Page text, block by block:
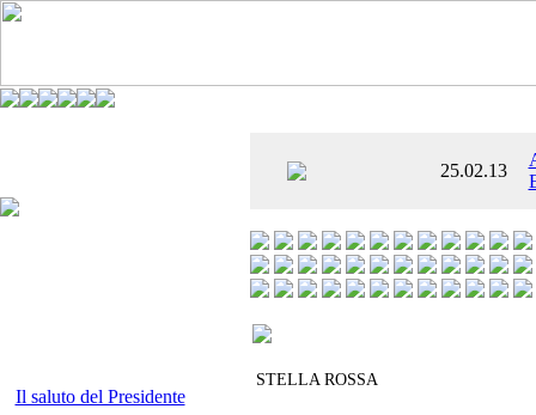
25.02.13
Il saluto del Presidente
STELLA ROSSA